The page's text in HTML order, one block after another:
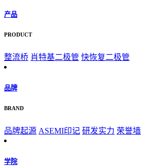
产品
PRODUCT
整流桥 肖特基二极管 快恢复二极管
品牌
BRAND
品牌起源 ASEMI印记 研发实力 荣誉墙
学院